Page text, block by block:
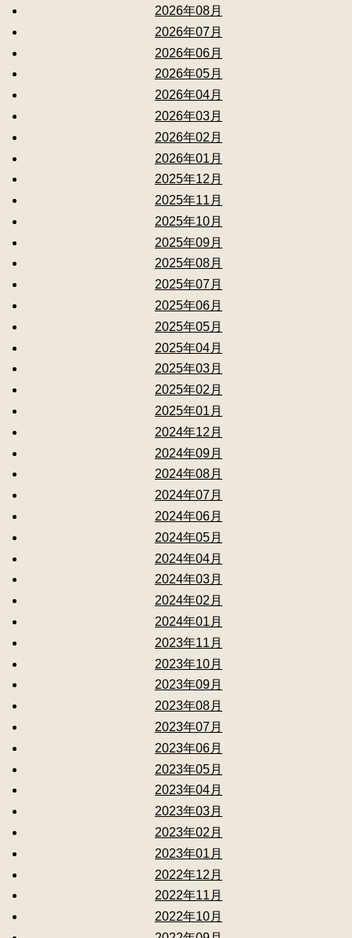
2026年08月
2026年07月
2026年06月
2026年05月
2026年04月
2026年03月
2026年02月
2026年01月
2025年12月
2025年11月
2025年10月
2025年09月
2025年08月
2025年07月
2025年06月
2025年05月
2025年04月
2025年03月
2025年02月
2025年01月
2024年12月
2024年09月
2024年08月
2024年07月
2024年06月
2024年05月
2024年04月
2024年03月
2024年02月
2024年01月
2023年11月
2023年10月
2023年09月
2023年08月
2023年07月
2023年06月
2023年05月
2023年04月
2023年03月
2023年02月
2023年01月
2022年12月
2022年11月
2022年10月